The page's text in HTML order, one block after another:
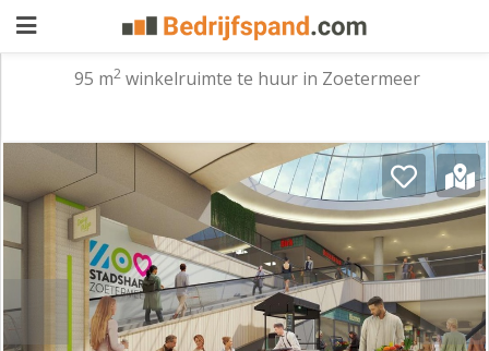
aanbieden
zoeken
Waarom
adverteren
Premium
adverteren
95 m2winkelruimte te huur in Zoetermeer